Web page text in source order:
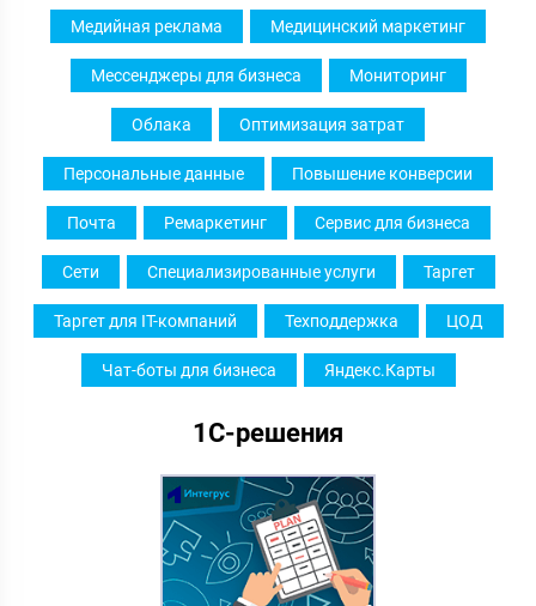
Медийная реклама Медицинский маркетинг
Мессенджеры для бизнеса Мониторинг
Облака Оптимизация затрат
Персональные данные Повышение конверсии
Почта Ремаркетинг Сервис для бизнеса
Сети Специализированные услуги Таргет
Таргет для IT-компаний Техподдержка ЦОД
Чат-боты для бизнеса Яндекс.Карты
1С-решения